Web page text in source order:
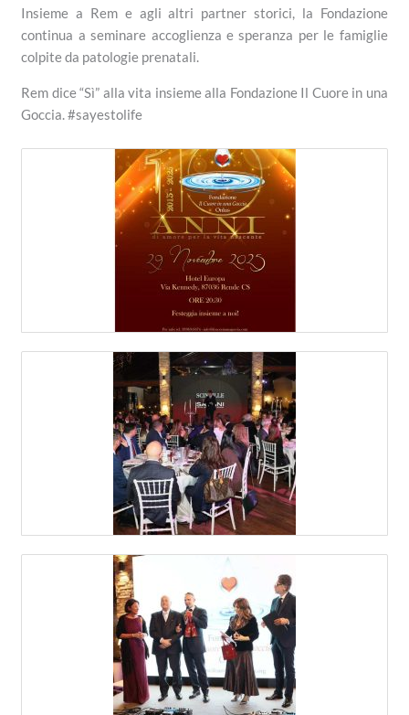
Insieme a Rem e agli altri partner storici, la Fondazione
continua a seminare accoglienza e speranza per le famiglie
colpite da patologie prenatali.
Rem dice “Sì” alla vita insieme alla Fondazione Il Cuore in una
Goccia. #sayestolife